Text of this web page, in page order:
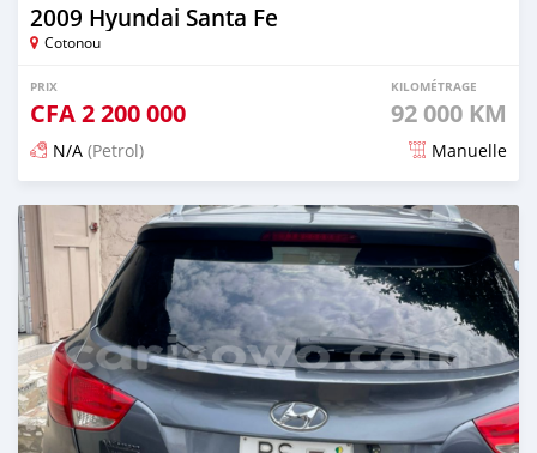
2009 Hyundai Santa Fe
Cotonou
PRIX
CFA2 200 000
KILOMÉTRAGE
92 000 KM
N/A (Petrol) Manuelle
Publié il y a 5 mois